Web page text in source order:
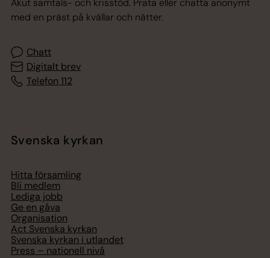
Akut samtals- och krisstöd. Prata eller chatta anonymt
med en präst på kvällar och nätter.
Chatt
Digitalt brev
Telefon 112
Svenska kyrkan
Hitta församling
Bli medlem
Lediga jobb
Ge en gåva
Organisation
Act Svenska kyrkan
Svenska kyrkan i utlandet
Press – nationell nivå